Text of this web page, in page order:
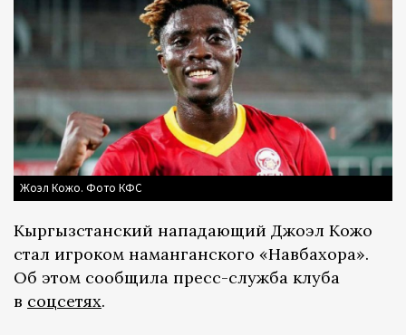
Жоэл Кожо. Фото КФС
Кыргызстанский нападающий Джоэл Кожо
стал игроком наманганского «Навбахора».
Об этом сообщила пресс-служба клуба
в соцсетях.